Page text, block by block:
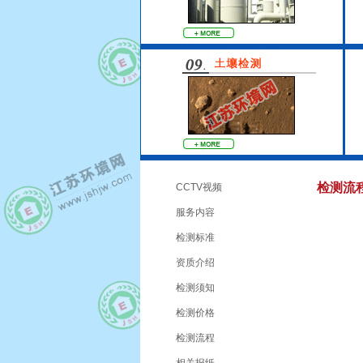
CCTV视频
服务内容
检测标准
资质介绍
检测须知
检测价格
检测流程
检测流